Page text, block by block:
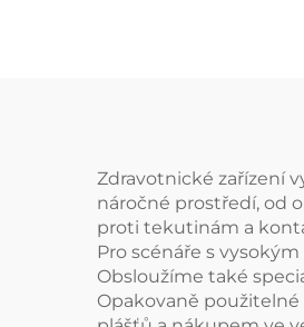
Zdravotnické zařízení
náročné prostředí, od
proti tekutinám a
Pro scénáře s
Obsloužíme také
Opakovaně